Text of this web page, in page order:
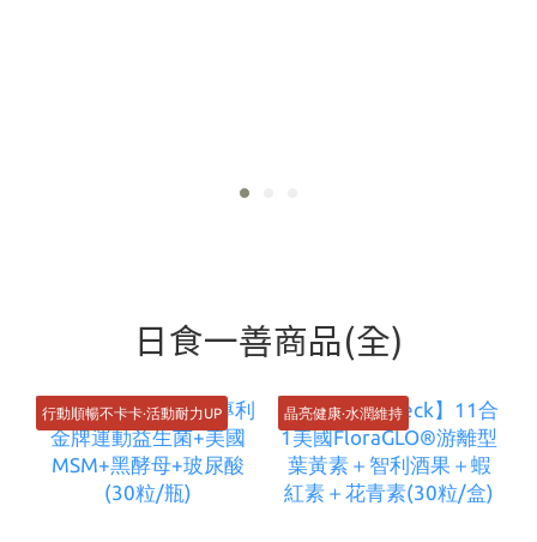
日食一善商品(全)
行動順暢不卡卡·活動耐力UP 晶亮健康·水潤維持